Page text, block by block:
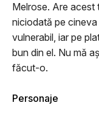
Melrose. Are acest
niciodată pe
vulnerabil, iar pe
bun din el. Nu mă
făcut-o.
Personaje